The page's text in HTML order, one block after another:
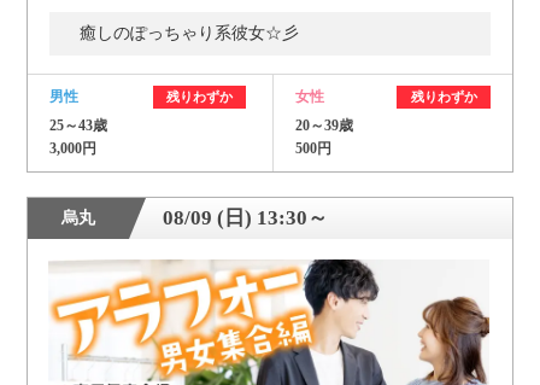
癒しのぽっちゃり系彼女☆彡
男性 残りわずか
25～43歳
3,000円
女性 残りわずか
20～39歳
500円
烏丸 08/09 (日) 13:30～